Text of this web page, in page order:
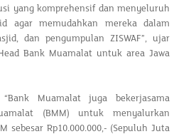
yang komprehensif dan menyeluruh
agar memudahkan mereka dalam
dan pengumpulan ZISWAF”, ujar
Bank Muamalat untuk area Jawa
Muamalat juga bekerjasama
(BMM) untuk menyalurkan
sebesar Rp10.000.000,- (Sepuluh Juta